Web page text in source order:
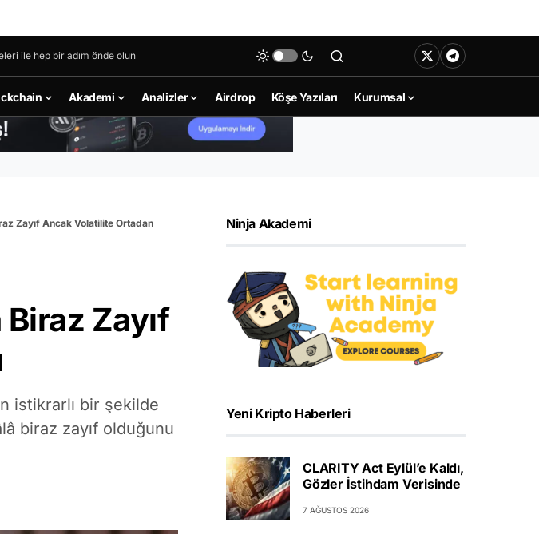
ile hep bir adım önde olun
Akademi Analizler Airdrop Köşe Yazıları Kurumsal
Zayıf Ancak Volatilite Ortadan
Zayıf
istikrarlı bir şekilde
biraz zayıf olduğunu
Ninja Akademi
Yeni Kripto Haberleri
CLARITY Act Eylül’e Kaldı,
Gözler İstihdam Verisinde
7 AĞUSTOS 2026